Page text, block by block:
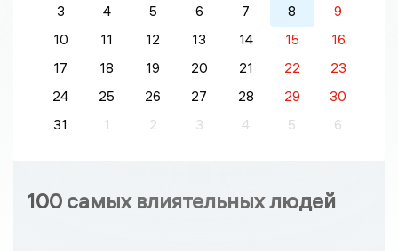
3 4 5 6 7 8
9
10
11 12 13 14 15
16
17
18 19 20 21 22
23
24
25 26 27 28 29
30
31
1 2 3 4 5 6
100 самых влиятельных людей